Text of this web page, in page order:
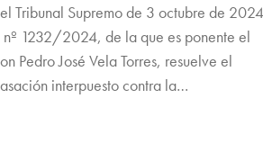
Tribunal Supremo de 3 octubre de 2024
nº 1232/2024, de la que es ponente el
Pedro José Vela Torres, resuelve el
interpuesto contra la…